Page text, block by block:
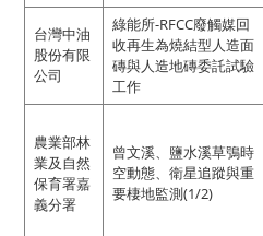
台灣中油
股份有限
公司
綠能所-RFCC廢觸媒回
收再生為燒結型人造面
磚與人造地磚委託試驗
工作
農業部林
業及自然
保育署嘉
義分署
曾文溪、鹽水溪草鴞時
空動態、衛星追蹤與重
要棲地監測(1/2)